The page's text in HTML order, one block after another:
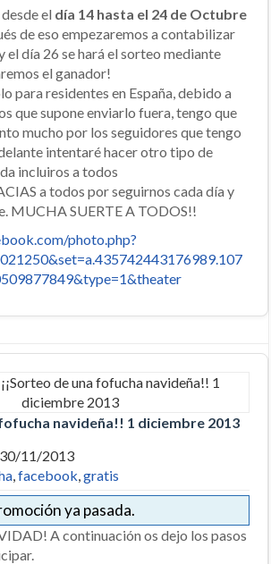
el día 14 hasta el 24 de Octubre
de eso empezaremos a contabilizar
el día 26 se hará el sorteo mediante
el ganador!
para residentes en España, debido a
que supone enviarlo fuera, tengo que
mucho por los seguidores que tengo
intentaré hacer otro tipo de
incluiros a todos
a todos por seguirnos cada día y
MUCHA SUERTE A TODOS!!
photo.php?
navideña!! 1 diciembre 2013
11/2013
facebook gratis
ya pasada.
A continuación os dejo los pasos